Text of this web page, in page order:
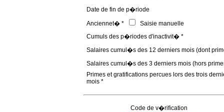
Date de fin de p�riode
Anciennet� *
Saisie manuelle
Cumuls des p�riodes d'inactivit� *
Salaires cumul�s des 12 derniers mois (dont
Salaires cumul�s des 3 derniers mois (hors
Primes et gratifications percues lors des trois
mois *
Code de v�rification